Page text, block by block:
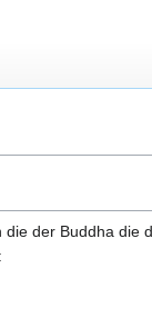
der Buddha